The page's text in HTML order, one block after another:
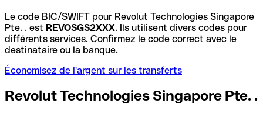
Le code BIC/SWIFT pour Revolut Technologies Singapore
Pte. . est REVOSGS2XXX. Ils utilisent divers codes pour
différents services. Confirmez le code correct avec le
destinataire ou la banque.
Économisez de l'argent sur les transferts
Revolut Technologies Singapore Pte. .